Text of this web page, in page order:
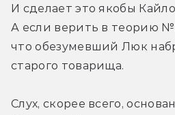
И сделает это якобы
А если верить в теорию
что обезумевший Люк
старого товарища.
Слух, скорее всего,